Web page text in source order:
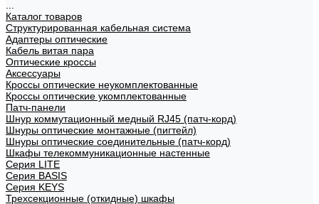
Каталог товаров
Структурированная кабельная система
Адаптеры оптические
Кабель витая пара
Оптические кроссы
Аксессуары
Кроссы оптические неукомплектованные
Кроссы оптические укомплектованные
Патч-панели
Шнур коммутационный медный RJ45 (патч-корд)
Шнуры оптические монтажные (пигтейл)
Шнуры оптические соединительные (патч-корд)
Шкафы телекоммуникационные настенные
Cерия LITE
Cерия BASIS
Cерия KEYS
Трехсекционные (откидные) шкафы